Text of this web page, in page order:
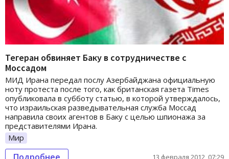
Тегеран обвиняет Баку в сотрудничестве с
Моссадом
МИД Ирана передал послу Азербайджана официальную
ноту протеста после того, как британская газета Times
опубликовала в субботу статью, в которой утверждалось,
что израильская разведывательная служба Моссад
направила своих агентов в Баку с целью шпионажа за
представителями Ирана.
Мир
13 февраля 2012, 07:29